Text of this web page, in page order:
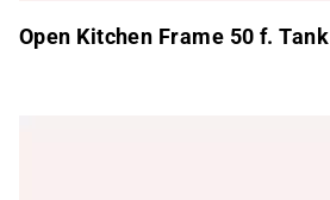
Open Kitchen Frame 50 f. Tank